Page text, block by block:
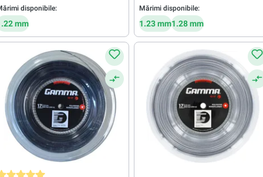
disponibile:
mm
Mărimi disponibile:
1.23 mm1.28 mm